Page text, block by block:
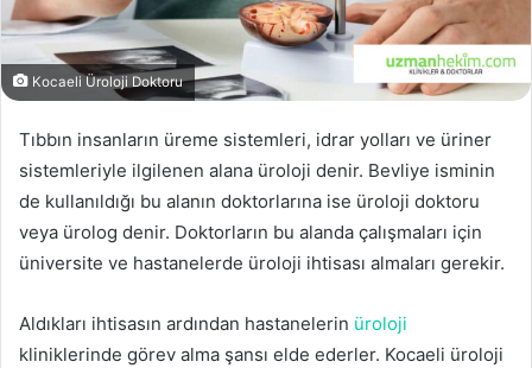
Kocaeli Üroloji Doktoru
Tıbbın insanların üreme sistemleri, idrar yolları ve üriner
sistemleriyle ilgilenen alana üroloji denir. Bevliye isminin
de kullanıldığı bu alanın doktorlarına ise üroloji doktoru
veya ürolog denir. Doktorların bu alanda çalışmaları için
üniversite ve hastanelerde üroloji ihtisası almaları gerekir.
Aldıkları ihtisasın ardından hastanelerin üroloji
kliniklerinde görev alma şansı elde ederler. Kocaeli üroloji